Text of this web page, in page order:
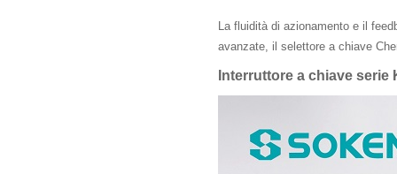
La fluidità di azionamento e il
avanzate, il selettore a chiave
Interruttore a chiave serie